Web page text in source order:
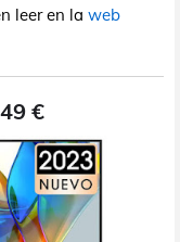
leer en la web
€